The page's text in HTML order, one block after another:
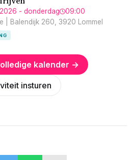
- donderdag
09:00
| Balendijk 260, 3920 Lommel
kalender →
insturen